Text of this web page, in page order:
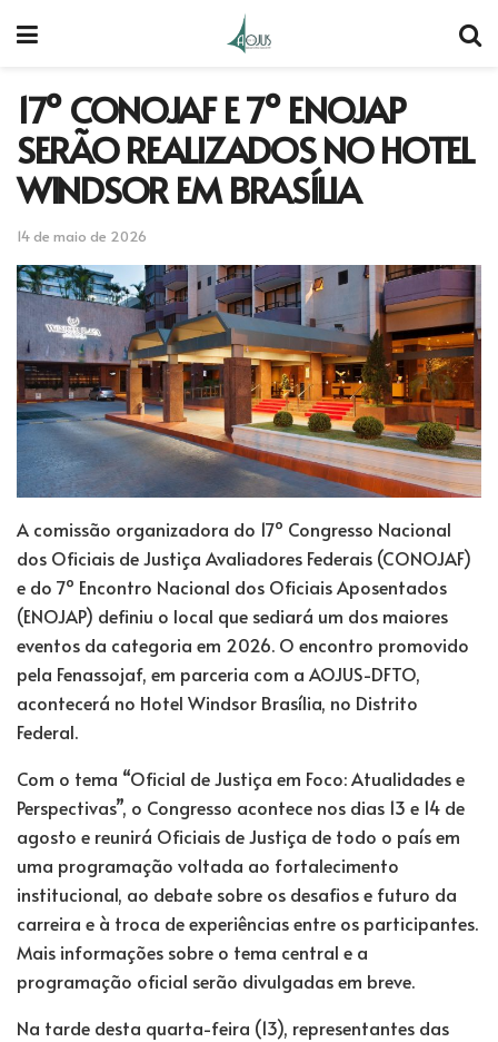
17º CONOJAF E 7º ENOJAP
SERÃO REALIZADOS NO HOTEL
WINDSOR EM BRASÍLIA
14 de maio de 2026
A comissão organizadora do 17º Congresso Nacional
dos Oficiais de Justiça Avaliadores Federais (CONOJAF)
e do 7º Encontro Nacional dos Oficiais Aposentados
(ENOJAP) definiu o local que sediará um dos maiores
eventos da categoria em 2026. O encontro promovido
pela Fenassojaf, em parceria com a AOJUS-DFTO,
acontecerá no Hotel Windsor Brasília, no Distrito
Federal.
Com o tema “Oficial de Justiça em Foco: Atualidades e
Perspectivas”, o Congresso acontece nos dias 13 e 14 de
agosto e reunirá Oficiais de Justiça de todo o país em
uma programação voltada ao fortalecimento
institucional, ao debate sobre os desafios e futuro da
carreira e à troca de experiências entre os participantes.
Mais informações sobre o tema central e a
programação oficial serão divulgadas em breve.
Na tarde desta quarta-feira (13), representantes das